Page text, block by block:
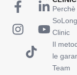
Perchè
Clinic
Il
le
Team